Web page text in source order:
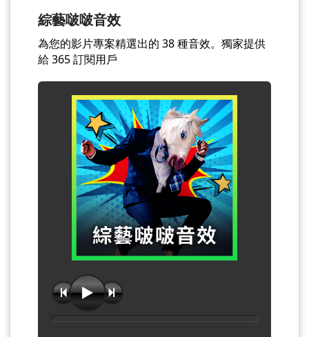
綜藝啵啵音效
為您的影片專案精選出的 38 種音效。獨家提供
給 365 訂閱用戶